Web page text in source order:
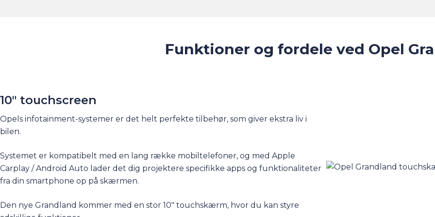
Funktioner og fordele ved Opel
10" touchscreen
Opels infotainment-systemer er det helt perfekte tilbehør, som giver ekstra liv i
bilen.
Systemet er kompatibelt med en lang række mobiltelefoner, og med Apple
Carplay / Android Auto lader det dig projektere specifikke apps og funktionaliteter
fra din smartphone op på skærmen.
Den nye Grandland kommer med en stor 10" touchskærm, hvor du kan styre